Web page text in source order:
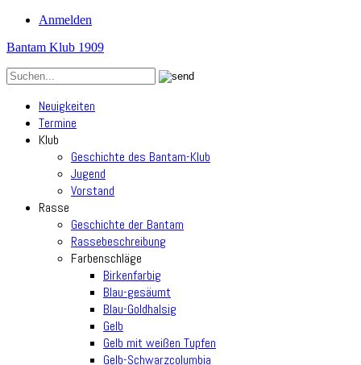
Anmelden
Bantam Klub 1909
Neuigkeiten
Termine
Klub
Geschichte des Bantam-Klub
Jugend
Vorstand
Rasse
Geschichte der Bantam
Rassebeschreibung
Farbenschläge
Birkenfarbig
Blau-gesäumt
Blau-Goldhalsig
Gelb
Gelb mit weißen Tupfen
Gelb-Schwarzcolumbia